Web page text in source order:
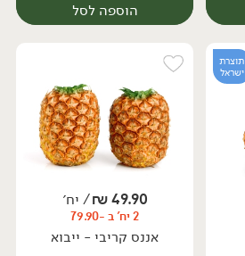
הוספה לסל
מארז
תוצרת
ישראל
49.90
₪/ יח׳
2 יח' ב -79.90
אננס קריבי - ייבוא